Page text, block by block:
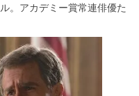
。アカデミー賞常連俳優た